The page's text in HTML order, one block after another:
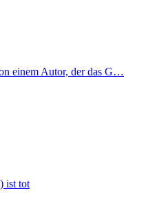
einem Autor, der das G…
ist tot